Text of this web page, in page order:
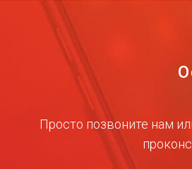
Просто позвоните нам